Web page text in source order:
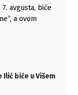
avgusta, biće
a ovom
Ilić biće u Višem